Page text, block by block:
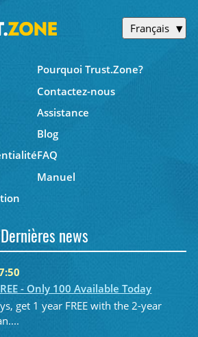
Français
Pourquoi Trust.Zone?
Contactez-nous
Assistance
Blog
FAQ
Manuel
Dernières news
- Only 100 Available Today
get 1 year FREE with the 2-year